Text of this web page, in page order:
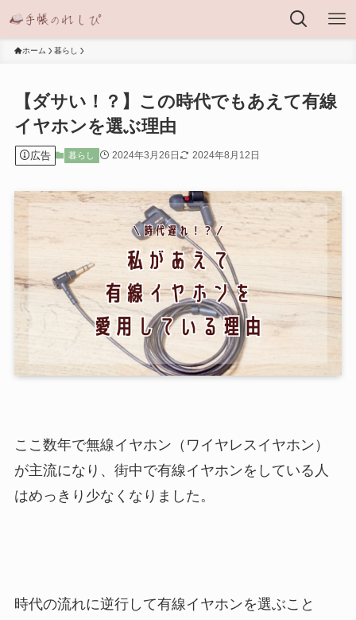
ホーム 暮らし
【ダサい！？】この時代でもあえて有線
イヤホンを選ぶ理由
広告 暮らし 2024年3月26日 2024年8月12日
ここ数年で無線イヤホン（ワイヤレスイヤホン）
が主流になり、街中で有線イヤホンをしている人
はめっきり少なくなりました。
時代の流れに逆行して有線イヤホンを選ぶこと